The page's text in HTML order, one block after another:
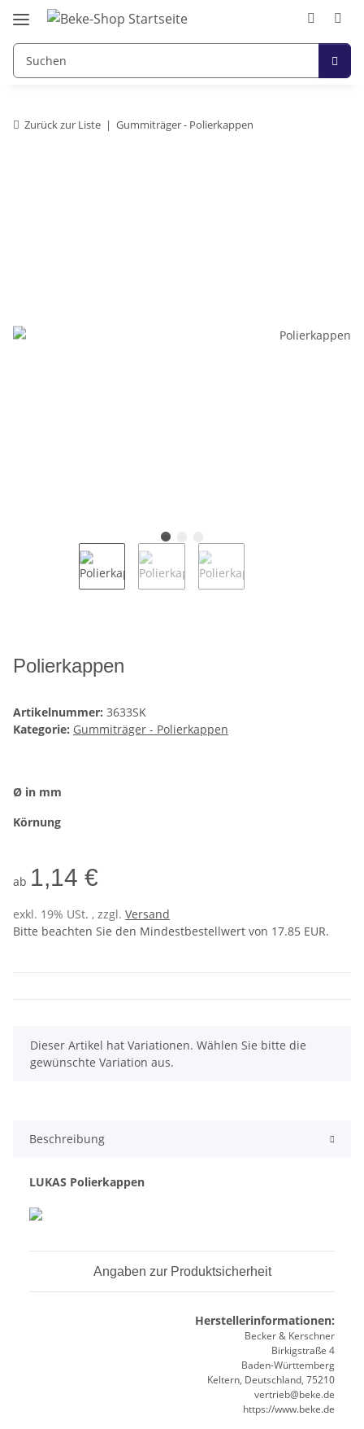
Zurück zur Liste Gummiträger - Polierkappen
Polierkappen
Artikelnummer: 3633SK
Kategorie: Gummiträger - Polierkappen
Ø in mm
Körnung
ab 1,14 €
exkl. 19% USt. , zzgl. Versand
Bitte beachten Sie den Mindestbestellwert von 17.85 EUR.
x
Dieser Artikel hat Variationen. Wählen Sie bitte die
gewünschte Variation aus.
Beschreibung
LUKAS Polierkappen
Angaben zur Produktsicherheit
Herstellerinformationen:
Becker & Kerschner
Birkigstraße 4
Baden-Württemberg
Keltern, Deutschland, 75210
vertrieb@beke.de
https://www.beke.de